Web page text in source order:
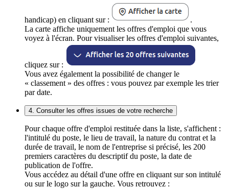
handicap) en cliquant sur :
.
La carte affiche uniquement les offres d'emploi que vous
voyez à l'écran. Pour visualiser les offres d'emploi suivantes,
cliquez sur :
Vous avez également la possibilité de changer le
« classement » des offres : vous pouvez par exemple les trier
par date.
4. Consulter les offres issues de votre recherche
Pour chaque offre d'emploi restituée dans la liste, s'affichent :
l'intitulé du poste, le lieu de travail, la nature du contrat et la
durée de travail, le nom de l'entreprise si précisé, les 200
premiers caractères du descriptif du poste, la date de
publication de l'offre.
Vous accédez au détail d'une offre en cliquant sur son intitulé
ou sur le logo sur la gauche. Vous retrouvez :